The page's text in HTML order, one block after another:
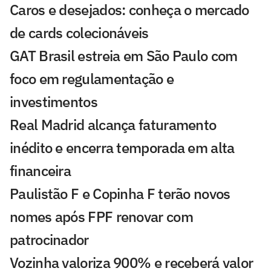
Caros e desejados: conheça o mercado
de cards colecionáveis
GAT Brasil estreia em São Paulo com
foco em regulamentação e
investimentos
Real Madrid alcança faturamento
inédito e encerra temporada em alta
financeira
Paulistão F e Copinha F terão novos
nomes após FPF renovar com
patrocinador
Vozinha valoriza 900% e receberá valor